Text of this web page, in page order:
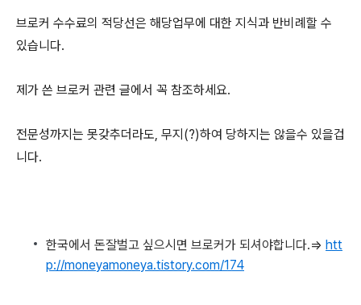
브로커 수수료의 적당선은 해당업무에 대한 지식과 반비례할 수
있습니다.
제가 쓴 브로커 관련 글에서 꼭 참조하세요.
전문성까지는 못갖추더라도, 무지(?)하여 당하지는 않을수 있을겁
니다.
한국에서 돈잘벌고 싶으시면 브로커가 되셔야합니다.=> htt
p://moneyamoneya.tistory.com/174